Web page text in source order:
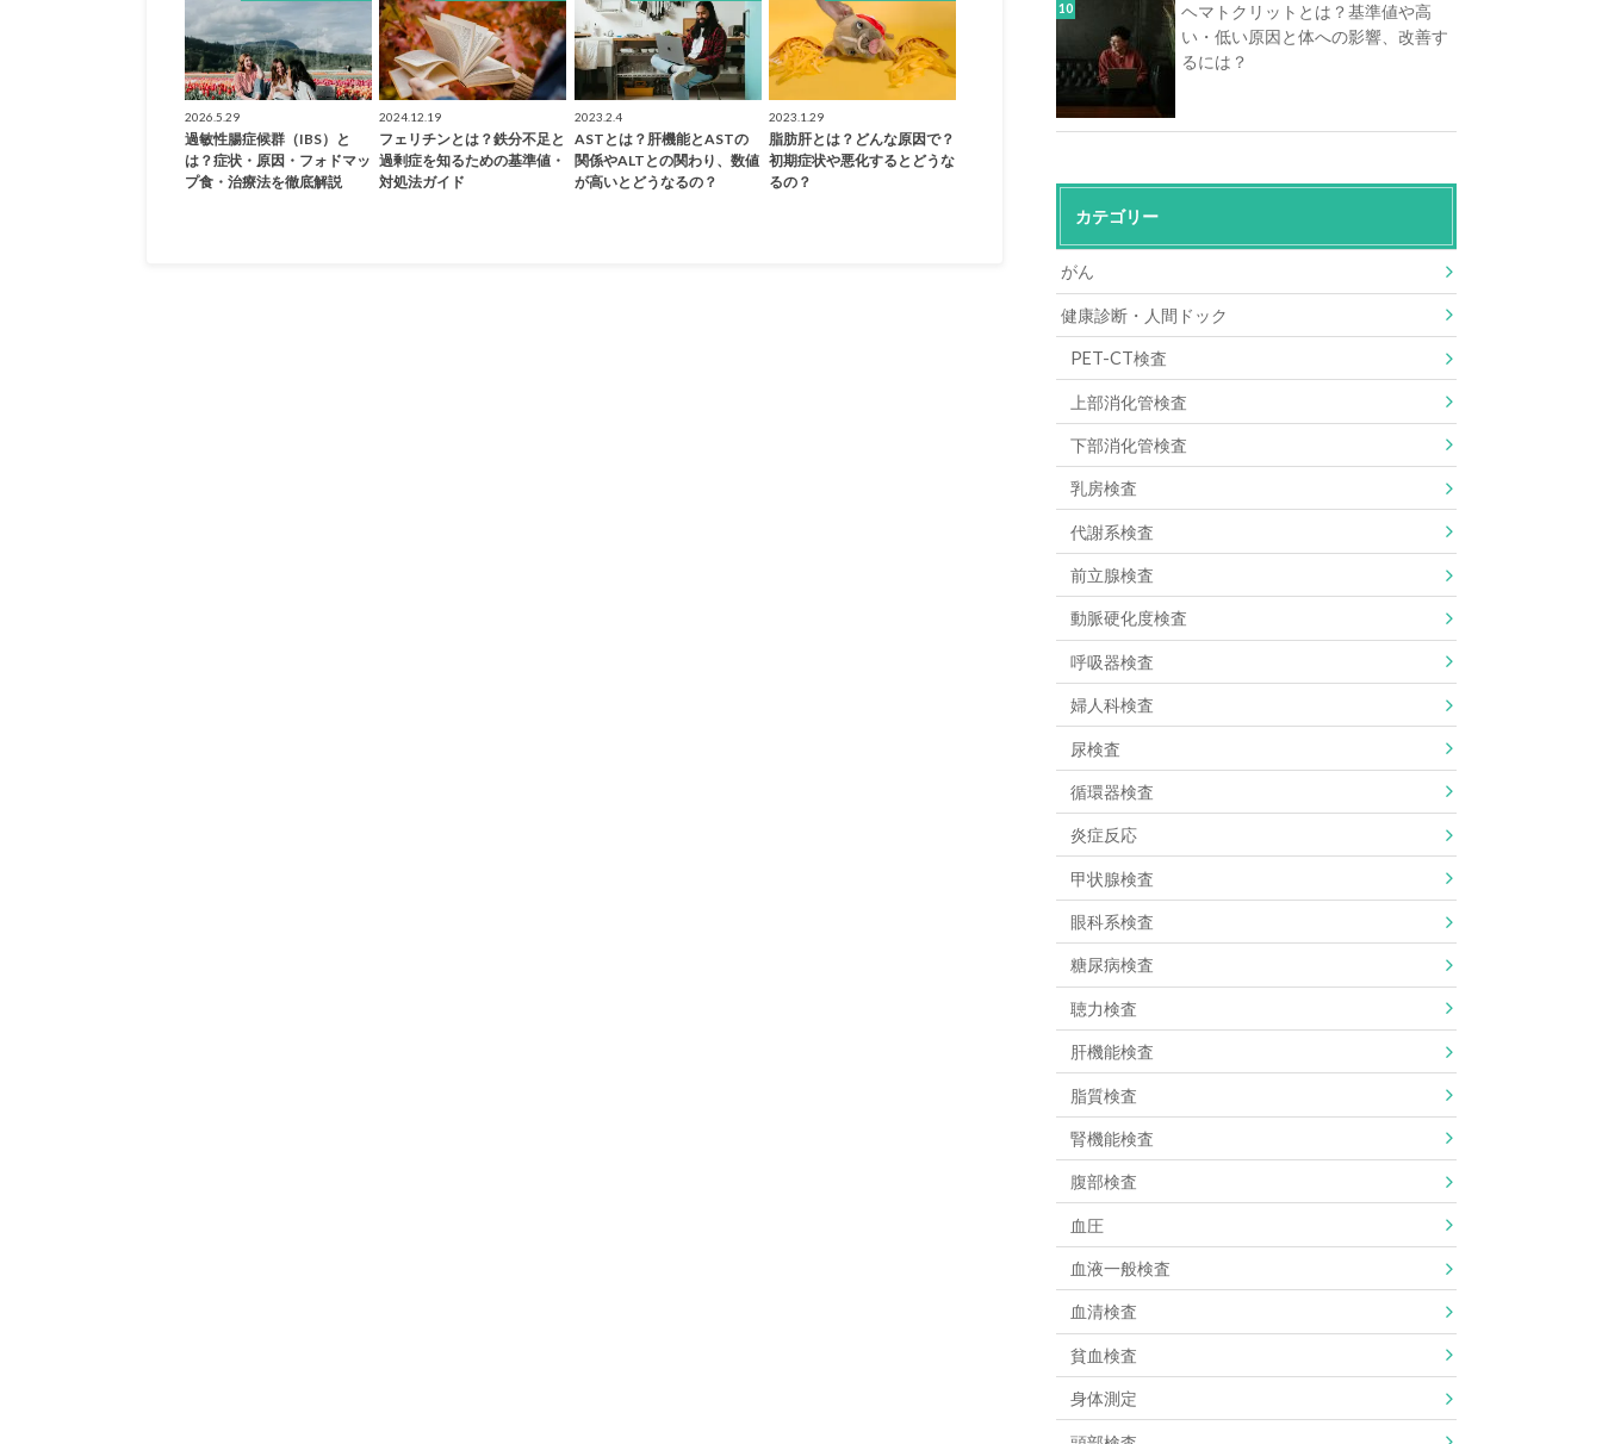
2026.5.29
過敏性腸症候群（IBS）と
は？症状・原因・フォドマッ
プ食・治療法を徹底解説
2024.12.19
フェリチンとは？鉄分不足と
過剰症を知るための基準値・
対処法ガイド
2023.2.4
ASTとは？肝機能とASTの
関係やALTとの関わり、数値
が高いとどうなるの？
2023.1.29
脂肪肝とは？どんな原因で？
初期症状や悪化するとどうな
るの？
ヘマトクリットとは？基準値や高
い・低い原因と体への影響、改善す
るには？
カテゴリー
がん
健康診断・人間ドック
PET-CT検査
上部消化管検査
下部消化管検査
乳房検査
代謝系検査
前立腺検査
動脈硬化度検査
呼吸器検査
婦人科検査
尿検査
循環器検査
炎症反応
甲状腺検査
眼科系検査
糖尿病検査
聴力検査
肝機能検査
脂質検査
腎機能検査
腹部検査
血圧
血液一般検査
血清検査
貧血検査
身体測定